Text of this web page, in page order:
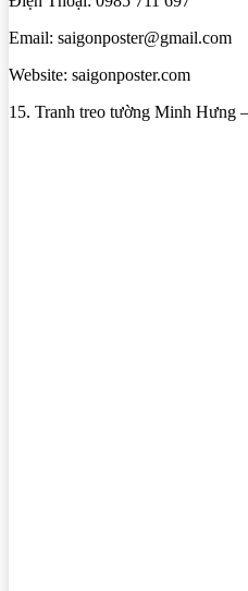
Email: saigonposter@gmail.com
Website: saigonposter.com
15. Tranh treo tường Minh Hưng